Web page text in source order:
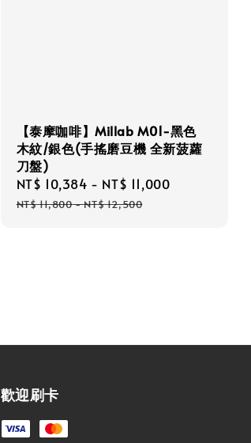
【泰摩咖啡】Millab M01-黑色
木紋/銀色(手搖磨豆機 全新菠蘿
刀盤)
Sale
price
NT$ 10,384 - NT$ 11,000
NT$ 11,800-NT$ 12,500
歡迎刷卡